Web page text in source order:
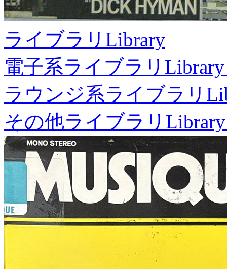
ライブラリ Library
電子系ライブラリ
ラウンジ系ライブラリ
その他ライブラリ